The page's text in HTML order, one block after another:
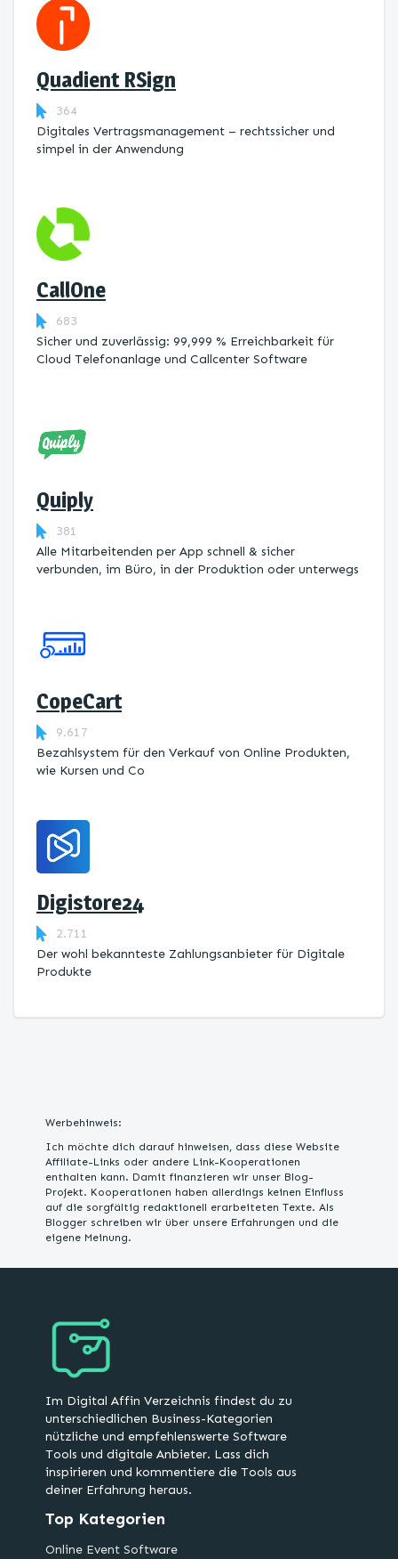
Quadient RSign
364
Digitales Vertragsmanagement – rechtssicher und
simpel in der Anwendung
CallOne
683
Sicher und zuverlässig: 99,999 % Erreichbarkeit für
Cloud Telefonanlage und Callcenter Software
Quiply
381
Alle Mitarbeitenden per App schnell & sicher
verbunden, im Büro, in der Produktion oder unterwegs
CopeCart
9.617
Bezahlsystem für den Verkauf von Online Produkten,
wie Kursen und Co
Digistore24
2.711
Der wohl bekannteste Zahlungsanbieter für Digitale
Produkte
Werbehinweis:
Ich möchte dich darauf hinweisen, dass diese Website
Affiliate-Links oder andere Link-Kooperationen
enthalten kann. Damit finanzieren wir unser Blog-
Projekt. Kooperationen haben allerdings keinen Einfluss
auf die sorgfältig redaktionell erarbeiteten Texte. Als
Blogger schreiben wir über unsere Erfahrungen und die
eigene Meinung.
Im Digital Affin Verzeichnis findest du zu
unterschiedlichen Business-Kategorien
nützliche und empfehlenswerte Software
Tools und digitale Anbieter. Lass dich
inspirieren und kommentiere die Tools aus
deiner Erfahrung heraus.
Top Kategorien
Online Event Software